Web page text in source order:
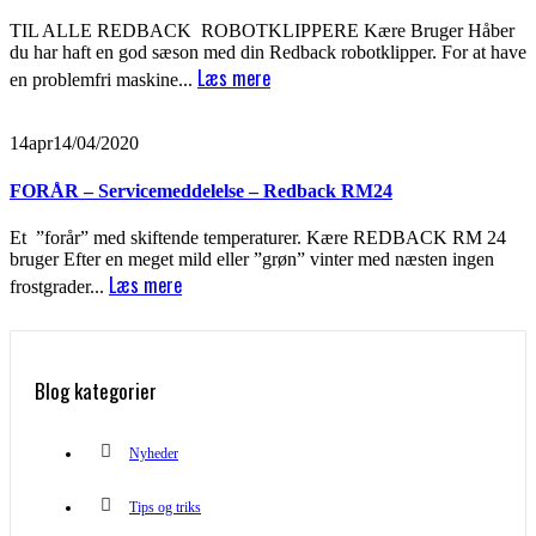
TIL ALLE REDBACK ROBOTKLIPPERE Kære Bruger Håber
du har haft en god sæson med din Redback robotklipper. For at have
en problemfri maskine... Læs mere
14apr14/04/2020
FORÅR – Servicemeddelelse – Redback RM24
Et ”forår” med skiftende temperaturer. Kære REDBACK RM 24
bruger Efter en meget mild eller ”grøn” vinter med næsten ingen
frostgrader... Læs mere
Blog kategorier
Nyheder
Tips og triks